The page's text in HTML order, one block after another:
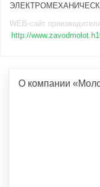
WEB-сайт
http://
О компании